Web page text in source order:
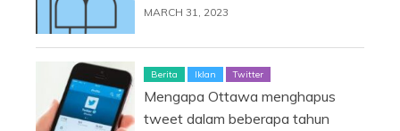
MARCH 31, 2023
Berita Iklan Twitter
Mengapa Ottawa menghapus
tweet dalam beberapa tahun